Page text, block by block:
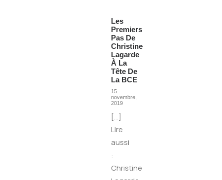
Les
Premiers
Pas De
Christine
Lagarde
À La
Tête De
La BCE
15
novembre,
2019
[…]
Lire
aussi
:
Christine